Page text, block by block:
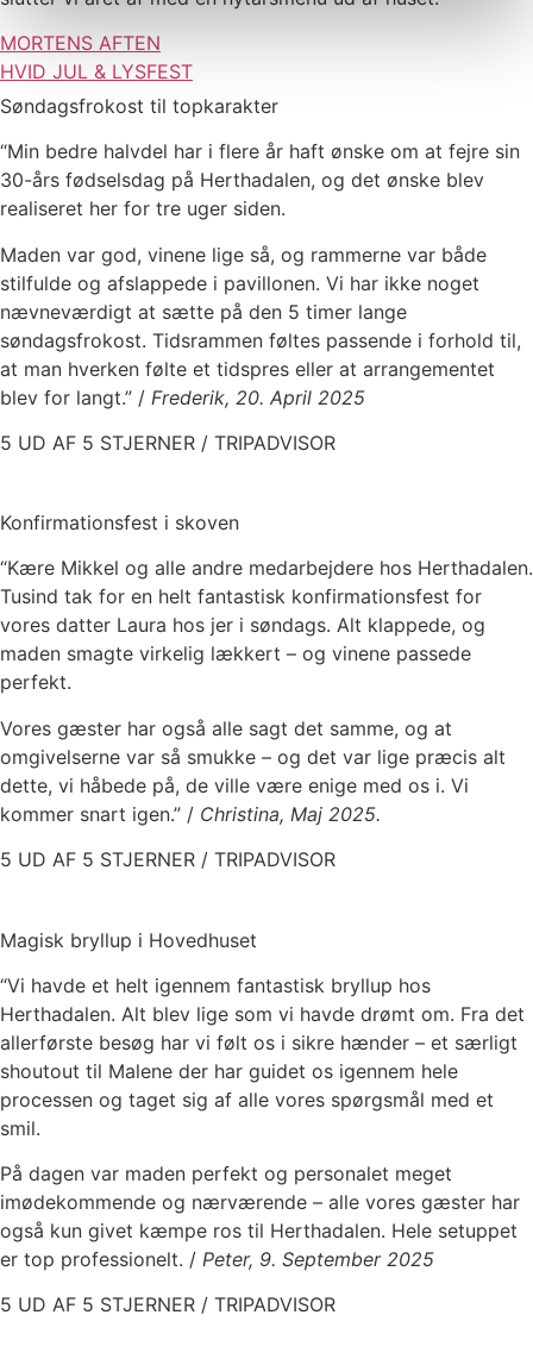
MORTENS AFTEN
HVID JUL & LYSFEST
Søndagsfrokost til topkarakter
“Min bedre halvdel har i flere år haft ønske om at fejre sin
30-års fødselsdag på Herthadalen, og det ønske blev
realiseret her for tre uger siden.
Maden var god, vinene lige så, og rammerne var både
stilfulde og afslappede i pavillonen. Vi har ikke noget
nævneværdigt at sætte på den 5 timer lange
søndagsfrokost. Tidsrammen føltes passende i forhold til,
at man hverken følte et tidspres eller at arrangementet
blev for langt.” / Frederik, 20. April 2025
5 UD AF 5 STJERNER / TRIPADVISOR
Konfirmationsfest i skoven
“Kære Mikkel og alle andre medarbejdere hos Herthadalen.
Tusind tak for en helt fantastisk konfirmationsfest for
vores datter Laura hos jer i søndags. Alt klappede, og
maden smagte virkelig lækkert – og vinene passede
perfekt.
Vores gæster har også alle sagt det samme, og at
omgivelserne var så smukke – og det var lige præcis alt
dette, vi håbede på, de ville være enige med os i. Vi
kommer snart igen.” / Christina, Maj 2025.
5 UD AF 5 STJERNER / TRIPADVISOR
Magisk bryllup i Hovedhuset
“Vi havde et helt igennem fantastisk bryllup hos
Herthadalen. Alt blev lige som vi havde drømt om. Fra det
allerførste besøg har vi følt os i sikre hænder – et særligt
shoutout til Malene der har guidet os igennem hele
processen og taget sig af alle vores spørgsmål med et
smil.
På dagen var maden perfekt og personalet meget
imødekommende og nærværende – alle vores gæster har
også kun givet kæmpe ros til Herthadalen. Hele setuppet
er top professionelt. / Peter, 9. September 2025
5 UD AF 5 STJERNER / TRIPADVISOR